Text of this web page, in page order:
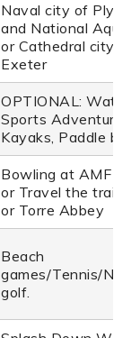
Naval city of
and National
or Cathedral city of
Exeter
OPTIONAL: Water
Sports Adventure,
Kayaks, Paddle
Bowling at AMF
or Travel the trail
or Torre Abbey
Beach
games/Tennis/
golf.